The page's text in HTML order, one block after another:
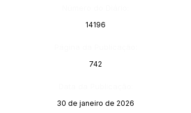
14196
742
30 de janeiro de 2026